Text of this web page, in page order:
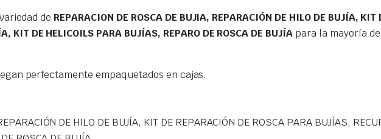
de REPARACION DE ROSCA DE BUJIA, REPARACIÓN DE HILO DE BUJÍA, KIT
KIT DE HELICOILS PARA BUJÍAS, REPARO DE ROSCA DE BUJÍA para la mayoría
perfectamente empaquetados en cajas.
DE HILO DE BUJÍA, KIT DE REPARACIÓN DE ROSCA PARA BUJÍAS,